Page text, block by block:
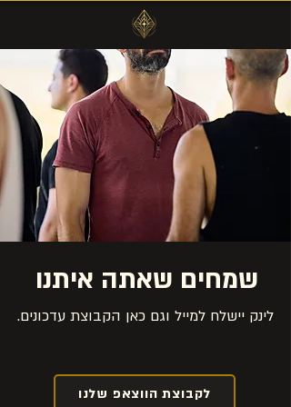
שמחים שאתה איתנו
לינק יישלח למייל וגם כאן הקבוצת עדכונים.
לקבוצת הווצאפ שלנו